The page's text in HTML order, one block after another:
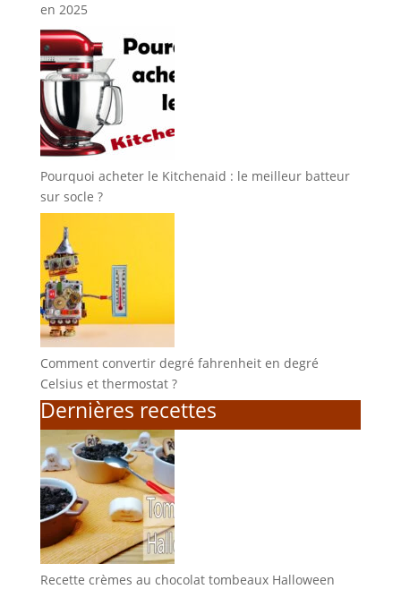
en 2025
Pourquoi acheter le Kitchenaid : le meilleur batteur
sur socle ?
Comment convertir degré fahrenheit en degré
Celsius et thermostat ?
Dernières recettes
Recette crèmes au chocolat tombeaux Halloween